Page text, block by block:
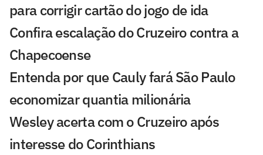
para corrigir cartão do jogo de ida
Confira escalação do Cruzeiro contra a
Chapecoense
Entenda por que Cauly fará São Paulo
economizar quantia milionária
Wesley acerta com o Cruzeiro após
interesse do Corinthians